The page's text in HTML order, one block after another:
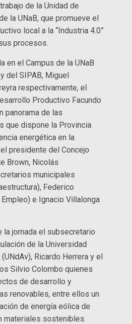
de la Unidad de
la UNaB, que promueve el
local a la “Industria 4.0”
procesos.
en el Campus de la UNaB
del SIPAB, Miguel
respectivamente, el
Productivo Facundo
panorama de las
que dispone la Provincia
energética en la
presidente del Concejo
Brown, Nicolás
municipales
Federico
e Ignacio Villalonga
la jornada el subsecretario
de la Universidad
Ricardo Herrera y el
Silvio Colombo quienes
de desarrollo y
renovables, entre ellos un
de energía eólica de
materiales sostenibles.